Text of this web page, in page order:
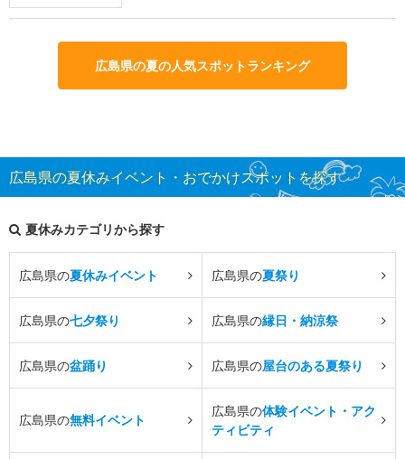
広島県の夏の人気スポットランキング
広島県の夏休みイベント・おでかけスポットを探す
夏休みカテゴリから探す
広島県の夏休みイベント 広島県の夏祭り
広島県の七夕祭り 広島県の縁日・納涼祭
広島県の盆踊り 広島県の屋台のある夏祭り
広島県の無料イベント
広島県の体験イベント・アク
ティビティ